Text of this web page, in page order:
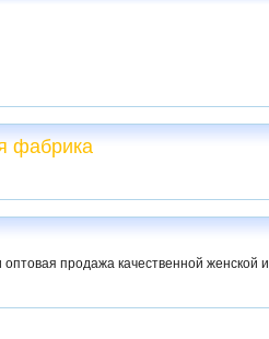
фабрика
оптовая продажа качественной женской и